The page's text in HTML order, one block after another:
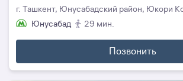
г. Ташкент, Юнусабадский район, Юкори
Юнусабад
29 мин.
Позвонить